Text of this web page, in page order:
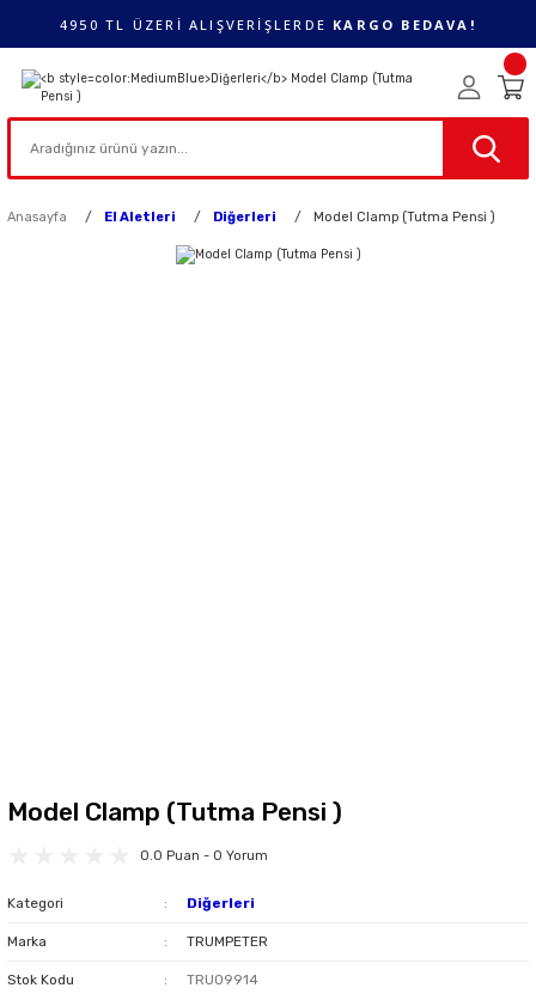
4950 TL ÜZERİ ALIŞVERİŞLERDE KARGO BEDAVA!
Anasayfa El Aletleri Diğerleri Model Clamp (Tutma Pensi )
Model Clamp (Tutma Pensi )
0.0 Puan - 0 Yorum
Kategori Diğerleri
Marka TRUMPETER
Stok Kodu TRU09914